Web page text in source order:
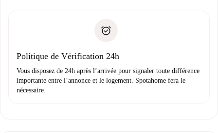
Justificatif de solvabilité
uniquement si aucun problème n'est signalé.
Politique de Vérification 24h
Vous disposez de 24h après l’arrivée pour signaler toute différence
importante entre l’annonce et le logement. Spotahome fera le
nécessaire.